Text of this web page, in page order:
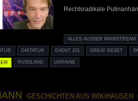
Rechtsradikale
ALLES AUSSER MAINSTREAM
DIKTATUR EVENT 201 GREAT RESET
RUSSLAND UKRAINE
GESCHICHTEN AUS WIKIHAUSEN